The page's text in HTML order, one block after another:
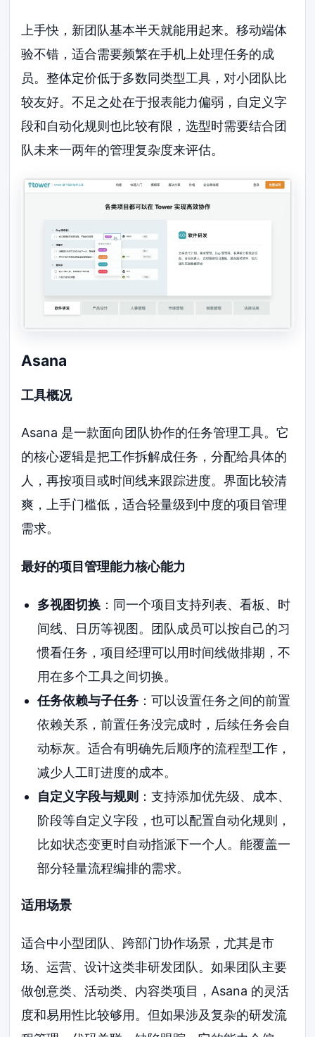
上手快，新团队基本半天就能用起来。移动端体
验不错，适合需要频繁在手机上处理任务的成
员。整体定价低于多数同类型工具，对小团队比
较友好。不足之处在于报表能力偏弱，自定义字
段和自动化规则也比较有限，选型时需要结合团
队未来一两年的管理复杂度来评估。
Asana
工具概况
Asana 是一款面向团队协作的任务管理工具。它
的核心逻辑是把工作拆解成任务，分配给具体的
人，再按项目或时间线来跟踪进度。界面比较清
爽，上手门槛低，适合轻量级到中度的项目管理
需求。
最好的项目管理能力核心能力
多视图切换：同一个项目支持列表、看板、时
间线、日历等视图。团队成员可以按自己的习
惯看任务，项目经理可以用时间线做排期，不
用在多个工具之间切换。
任务依赖与子任务：可以设置任务之间的前置
依赖关系，前置任务没完成时，后续任务会自
动标灰。适合有明确先后顺序的流程型工作，
减少人工盯进度的成本。
自定义字段与规则 ：支持添加优先级、成本、
阶段等自定义字段，也可以配置自动化规则，
比如状态变更时自动指派下一个人。能覆盖一
部分轻量流程编排的需求。
适用场景
适合中小型团队、跨部门协作场景，尤其是市
场、运营、设计这类非研发团队。如果团队主要
做创意类、活动类、内容类项目，Asana 的灵活
度和易用性比较够用。但如果涉及复杂的研发流